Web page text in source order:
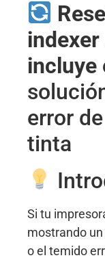
indexer
incluye
error
tinta
Si tu
mostrando un
o el temido